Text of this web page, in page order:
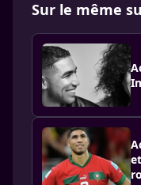
Sur le même